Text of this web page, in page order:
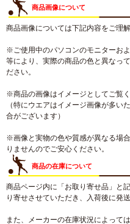
商品画像について
商品画像については下記内容をご理
※ご使用中のパソコンのモニターお
等により、実際の商品の色と異なっ
ださい。
※商品の画像はイメージとしてご覧く
（特にウエアはイメージ画像が多い
合がございます）
※画像と実物の色や質感が異なる場
りませんのでご安心ください。
商品の在庫について
商品ページ内に「お取り寄せ品」と
り寄せさせていただき、入荷後に発
また、メーカーの在庫状況によって